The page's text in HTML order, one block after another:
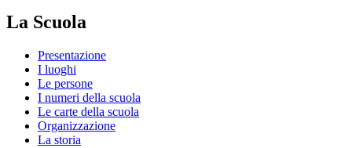
La Scuola
Presentazione
I luoghi
Le persone
I numeri della scuola
Le carte della scuola
Organizzazione
La storia